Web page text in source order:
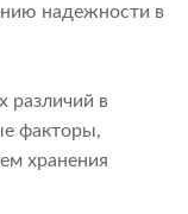
надежности в
различий в
факторы,
хранения